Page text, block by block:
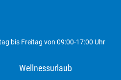
bis Freitag von 09:00-17:00 Uhr
Wellnessurlaub